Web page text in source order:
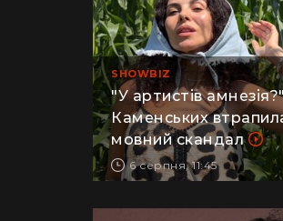
SHOWBIZ
"У артистів
Каменських
мовний скандал
6 серпня, 11:45